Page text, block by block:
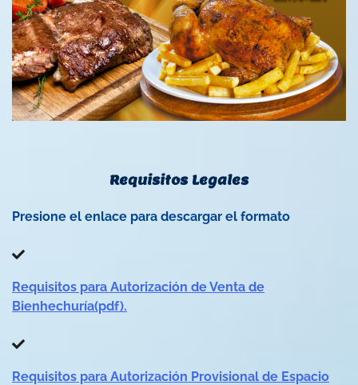
Requisitos Legales
Presione el enlace para descargar el formato
Requisitos para Autorización de Venta de
Bienhechuría(pdf).
Requisitos para Autorización Provisional de Espacio